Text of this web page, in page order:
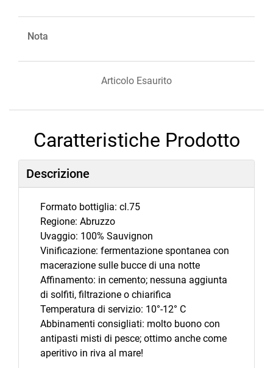
Nota
Articolo Esaurito
Caratteristiche Prodotto
Descrizione
Formato bottiglia: cl.75
Regione: Abruzzo
Uvaggio: 100% Sauvignon
Vinificazione: fermentazione spontanea con
macerazione sulle bucce di una notte
Affinamento: in cemento; nessuna aggiunta
di solfiti, filtrazione o chiarifica
Temperatura di servizio: 10°-12° C
Abbinamenti consigliati: molto buono con
antipasti misti di pesce; ottimo anche come
aperitivo in riva al mare!